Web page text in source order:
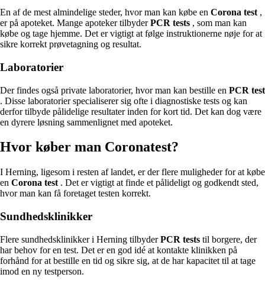
En af de mest almindelige steder, hvor man kan købe en Corona test ,
er på apoteket. Mange apoteker tilbyderPCR tests , som man kan
købe og tage hjemme. Det er vigtigt at følge instruktionerne nøje for at
sikre korrekt prøvetagning og resultat.
Laboratorier
Der findes også private laboratorier, hvor man kan bestille en PCR test
. Disse laboratorier specialiserer sig ofte i diagnostiske tests og kan
derfor tilbyde pålidelige resultater inden for kort tid. Det kan dog være
en dyrere løsning sammenlignet med apoteket.
Hvor køber man Coronatest?
I Herning, ligesom i resten af landet, er der flere muligheder for at købe
en Corona test . Det er vigtigt at finde et pålideligt og godkendt sted,
hvor man kan få foretaget testen korrekt.
Sundhedsklinikker
Flere sundhedsklinikker i Herning tilbyderPCR tests til borgere, der
har behov for en test. Det er en god idé at kontakte klinikken på
forhånd for at bestille en tid og sikre sig, at de har kapacitet til at tage
imod en ny testperson.